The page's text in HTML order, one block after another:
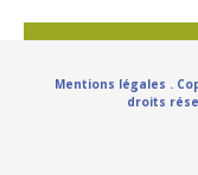
Mentions légales .
droits